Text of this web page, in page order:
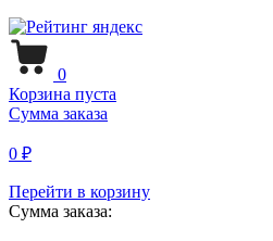
0
Корзина пуста
Сумма заказа
0 ₽
Перейти в корзину
Сумма заказа: